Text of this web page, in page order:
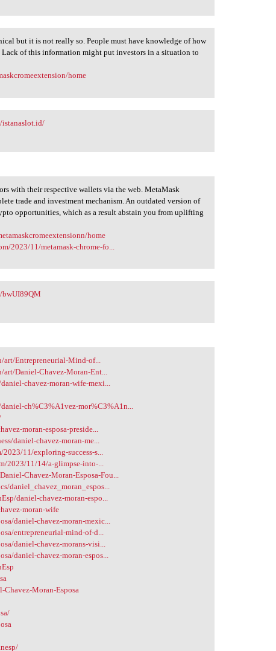
but it is not really so. People must have knowledge of how
of this information might put investors in a situation to
home
istanaslot.id/
with their respective wallets via the web. MetaMask
trade and investment mechanism. An outdated version of
opportunities, which as a result abstain you from uplifting
home
2023/11/metamask-chrome-fo...
art/Entrepreneurial-Mind-of...
art/Daniel-Chavez-Moran-Ent...
chavez-moran-wife-mexi...
ch%C3%A1vez-mor%C3%A1n...
moran-esposa-preside...
daniel-chavez-moran-me...
11/exploring-success-s...
2023/11/14/a-glimpse-into-...
Chavez-Moran-Esposa-Fou...
daniel_chavez_moran_espos...
daniel-chavez-moran-espo...
moran-wife
daniel-chavez-moran-mexic...
entrepreneurial-mind-of-d...
daniel-chavez-morans-visi...
daniel-chavez-moran-espos...
Chavez-Moran-Esposa